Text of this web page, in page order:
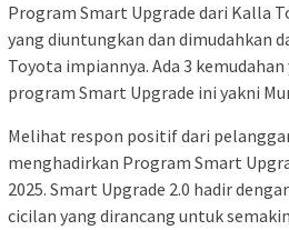
Program Smart Upgrade dari Kalla
yang diuntungkan dan dimudahkan
Toyota impiannya. Ada 3
program Smart Upgrade ini yakni
Melihat respon positif dari
menghadirkan Program Smart
2025. Smart Upgrade 2.0 hadir
cicilan yang dirancang untuk